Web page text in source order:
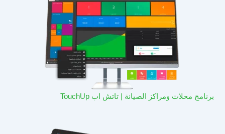
برنامج محلات ومراكز الصيانة | تاتش اب TouchUp